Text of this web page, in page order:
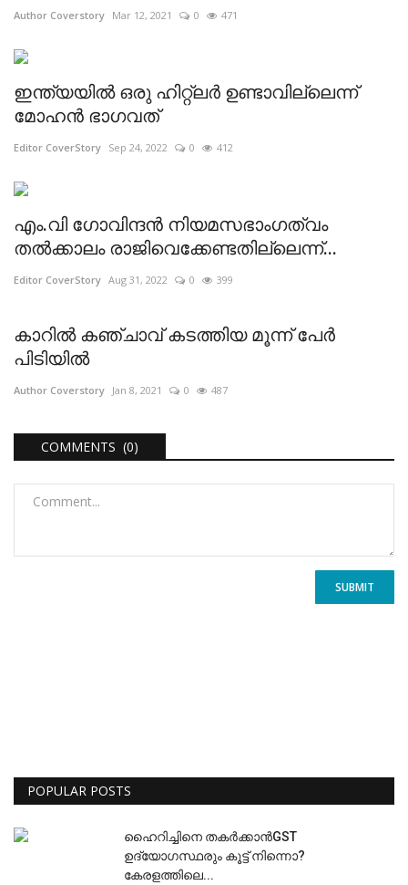
Author Coverstory Mar 12, 2021 0 471
ഇന്ത്യയില്‍ ഒരു ഹിറ്റ്‌ലര്‍ ഉണ്ടാവില്ലെന്ന്
മോഹന്‍ ഭാഗവത്
Editor CoverStory Sep 24, 2022 0 412
എം.വി ഗോവിന്ദന്‍ നിയമസഭാംഗത്വം
തല്‍ക്കാലം രാജിവെക്കേണ്ടതില്ലെന്ന്...
Editor CoverStory Aug 31, 2022 0 399
കാറിൽ കഞ്ചാവ് കടത്തിയ മൂന്ന് പേർ
പിടിയിൽ
Author Coverstory Jan 8, 2021 0 487
COMMENTS (0)
SUBMIT
POPULAR POSTS
ഹൈറിച്ചിനെ തകർക്കാൻGST
ഉദ്യോഗസ്ഥരും കൂട്ട് നിന്നൊ?
കേരളത്തിലെ...